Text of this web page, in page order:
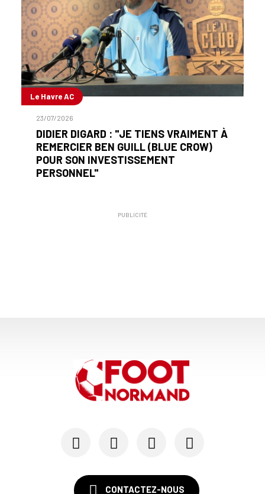
Le Havre AC
23/07/2026
DIDIER DIGARD : "JE TIENS VRAIMENT À
REMERCIER BEN GUILL (BLUE CROW)
POUR SON INVESTISSEMENT
PERSONNEL"
PUBLICITÉ
CONTACTEZ-NOUS